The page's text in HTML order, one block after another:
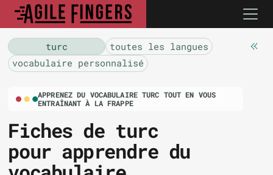
turc
toutes les langues
vocabulaire personnalisé
APPRENEZ DU VOCABULAIRE TURC TOUT EN VOUS
ENTRAÎNANT À LA FRAPPE
Fiches de turc
pour apprendre du